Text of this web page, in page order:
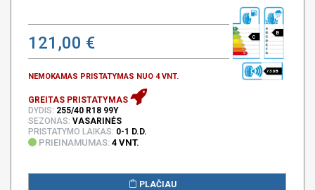
121,00 €
NEMOKAMAS PRISTATYMAS NUO 4 VNT.
C
B
73 DB
GREITAS PRISTATYMAS
DYDIS: 255/40 R18 99Y
SEZONAS: VASARINĖS
PRISTATYMO LAIKAS: 0-1 D.D.
PRIEINAMUMAS: 4 VNT.
PLAČIAU